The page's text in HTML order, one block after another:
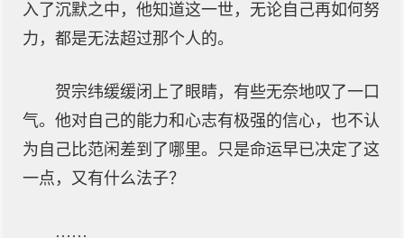
入了沉默之中，他知道这一世，无论自己再如何努
力，都是无法超过那个人的。
贺宗纬缓缓闭上了眼睛，有些无奈地叹了一口
气。他对自己的能力和心志有极强的信心，也不认
为自己比范闲差到了哪里。只是命运早已决定了这
一点，又有什么法子？
……